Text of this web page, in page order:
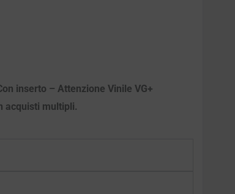
inserto – Attenzione Vinile VG+
acquisti multipli.